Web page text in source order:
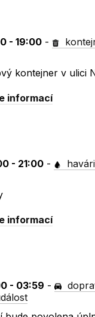
- 19:00 -
kontejner v ulici
informací
- 21:00 -
informací
- 03:59 -